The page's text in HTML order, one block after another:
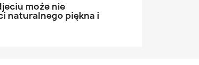
może nie
naturalnego piękna i